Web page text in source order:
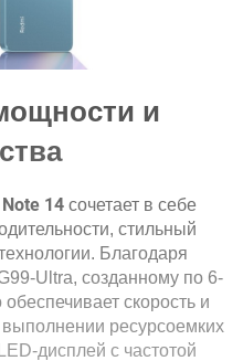
и
14 сочетает в себе
стильный
Благодаря
Ultra, созданному по 6-
скорость и
ресурсоемких
дисплей с частотой